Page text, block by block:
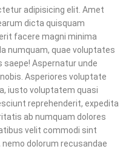
adipisicing elit. Amet
dicta quisquam
facere magni minima
numquam, quae voluptates
saepe! Aspernatur unde
Asperiores voluptate
iusto voluptatem quasi
reprehenderit, expedita
ab numquam dolores
velit commodi sint
nemo dolorum recusandae